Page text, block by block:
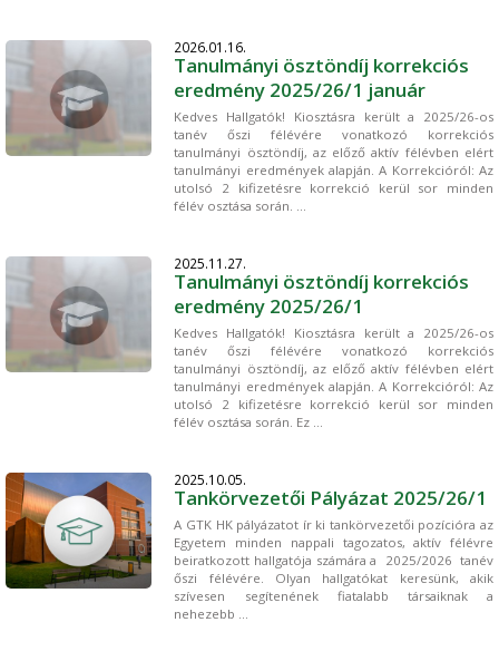
2026.01.16.
Tanulmányi ösztöndíj korrekciós
eredmény 2025/26/1 január
Kedves Hallgatók! Kiosztásra került a 2025/26-os
tanév őszi félévére vonatkozó korrekciós
tanulmányi ösztöndíj, az előző aktív félévben elért
tanulmányi eredmények alapján. A Korrekcióról: Az
utolsó 2 kifizetésre korrekció kerül sor minden
félév osztása során. ...
2025.11.27.
Tanulmányi ösztöndíj korrekciós
eredmény 2025/26/1
Kedves Hallgatók! Kiosztásra került a 2025/26-os
tanév őszi félévére vonatkozó korrekciós
tanulmányi ösztöndíj, az előző aktív félévben elért
tanulmányi eredmények alapján. A Korrekcióról: Az
utolsó 2 kifizetésre korrekció kerül sor minden
félév osztása során. Ez ...
2025.10.05.
Tankörvezetői Pályázat 2025/26/1
A GTK HK pályázatot ír ki tankörvezetői pozícióra az
Egyetem minden nappali tagozatos, aktív félévre
beiratkozott hallgatója számára a 2025/2026 tanév
őszi félévére. Olyan hallgatókat keresünk, akik
szívesen segítenének fiatalabb társaiknak a
nehezebb ...